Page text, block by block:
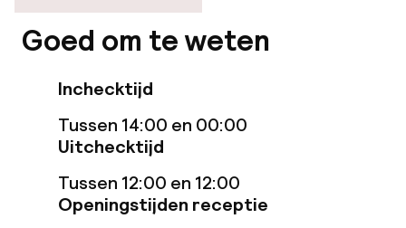
Zwemmen & wellness
Fitnessruimte / gym
Entertainment
Gratis wifi
Tuin
Goed om te weten
Inchecktijd
Tussen 14:00 en 00:00
Uitchecktijd
Tussen 12:00 en 12:00
Openingstijden receptie